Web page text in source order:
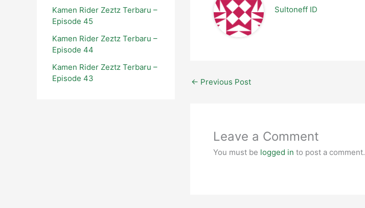
Kamen Rider Zeztz Terbaru –
Episode 45
Kamen Rider Zeztz Terbaru –
Episode 44
Kamen Rider Zeztz Terbaru –
Episode 43
Sultoneff ID
← Previous Post
Leave a Comment
You must be logged in to post a comment.